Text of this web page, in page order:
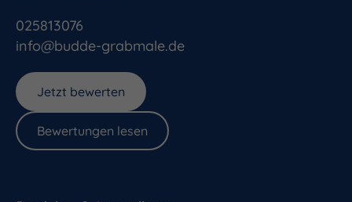
info@budde-grabmale.de
025813076
Jetzt bewerten
Bewertungen lesen